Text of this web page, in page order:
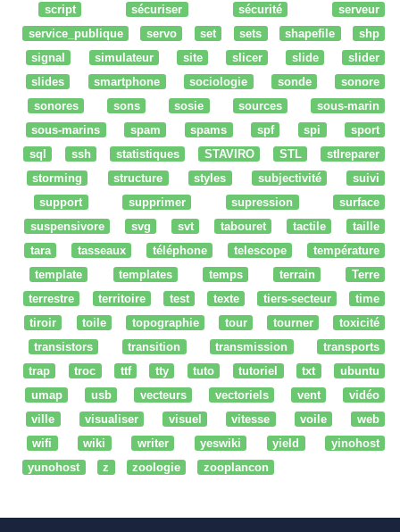
script
sécuriser sécurité
serveur
service_publique
servo set sets shapefile
shp
signal
simulateur site slicer slide
slider
slides
smartphone sociologie sonde
sonore
sonores
sons sosie sources
sous-marin
sous-marins
spam spams spf spi
sport
sql
ssh statistiques STAVIRO STL
stlreparer
storming
structure styles subjectivité
suivi
support
supprimer supression
surface
suspensivore
svg svt tabouret tactile
taille
tara
tasseaux téléphone telescope
température
template
templates temps terrain
Terre
terrestre
territoire test texte tiers-secteur
time
tiroir
toile topographie tour tourner
toxicité
transistors
transition transmission
transports
trap
troc ttf tty tuto tutoriel txt
ubuntu
umap
usb vecteurs vectoriels vent
vidéo
ville
visualiser visuel vitesse voile
web
wifi
wiki writer yeswiki yield
yinohost
yunohost
z zoologie zooplancon